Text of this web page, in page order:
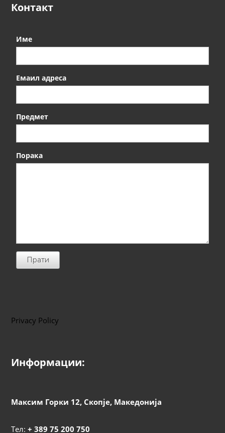
Контакт
Име
Емаил адреса
Предмет
Порака
Прати
Privacy Policy
Информации:
Максим Горки 12, Скопје, Македонија
Тел: + 389 75 200 750